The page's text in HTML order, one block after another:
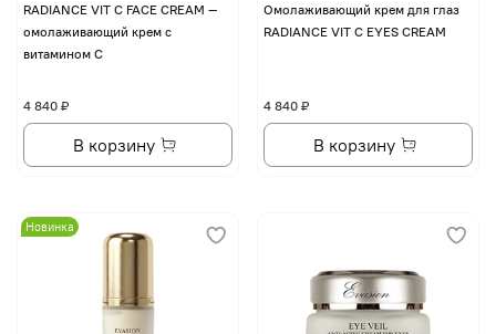
RADIANCE VIT C FACE CREAM —
омолаживающий крем с
витамином С
4 840 ₽
В корзину
Омолаживающий крем для глаз
RADIANCE VIT C EYES CREAM
4 840 ₽
В корзину
Новинка